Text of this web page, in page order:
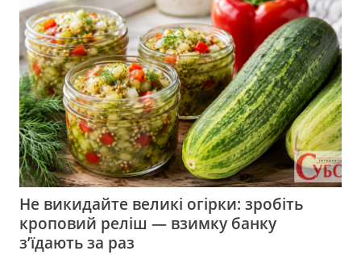
Не викидайте великі огірки: зробіть
кроповий реліш — взимку банку
з’їдають за раз